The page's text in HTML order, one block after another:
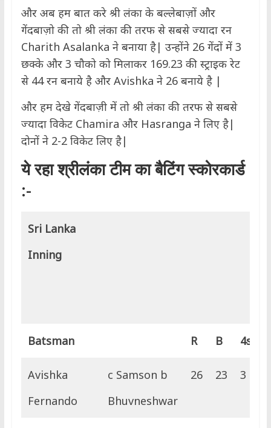
और अब हम बात करे श्री लंका के बल्लेबाज़ों और
गेंदबाज़ो की तो श्री लंका की तरफ से सबसे ज्यादा रन
Charith Asalanka ने बनाया है| उन्होंने 26 गेंदों में 3
छक्के और 3 चौको को मिलाकर 169.23 की स्ट्राइक रेट
से 44 रन बनाये है और Avishka ने 26 बनाये है |
और हम देखे गेंदबाज़ी में तो श्री लंका की तरफ से सबसे
ज्यादा विकेट Chamira और Hasranga ने लिए है|
दोनों ने 2-2 विकेट लिए है|
ये रहा श्रीलंका टीम का बैटिंग स्कोरकार्ड
:-
Sri Lanka
Inning
Batsman R B 4s
Avishka
Fernando
c Samson b
Bhuvneshwar
26 23 3